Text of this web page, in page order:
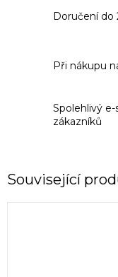
Doručení do
Při nákupu
Spolehlivý
zákazníků
Související